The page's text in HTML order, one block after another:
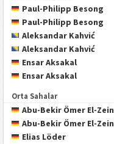
Paul-Philipp Besong
Paul-Philipp Besong
Aleksandar Kahvić
Aleksandar Kahvić
Ensar Aksakal
Ensar Aksakal
Orta Sahalar
Abu-Bekir Ömer El-Zein
Abu-Bekir Ömer El-Zein
Elias Löder